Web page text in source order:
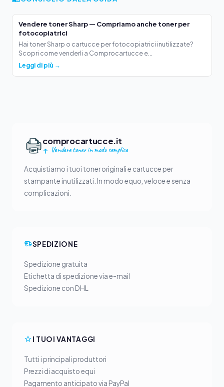
Vendere toner Sharp — Compriamo anche toner per
fotocopiatrici
Hai toner Sharp o cartucce per fotocopiatrici inutilizzate?
Scopri come venderli a Comprocartucce e...
Leggi di più →
comprocartucce.it
Vendere toner in modo semplice
Acquistiamo i tuoi toner originali e cartucce per
stampante inutilizzati. In modo equo, veloce e senza
complicazioni.
SPEDIZIONE
Spedizione gratuita
Etichetta di spedizione via e-mail
Spedizione con DHL
I TUOI VANTAGGI
Tutti i principali produttori
Prezzi di acquisto equi
Pagamento anticipato via PayPal